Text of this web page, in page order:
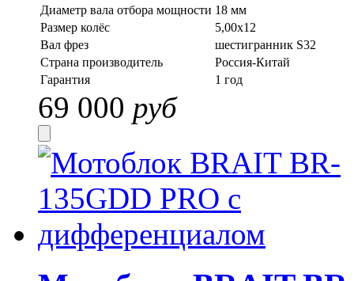
Диаметр вала отбора мощности 18 мм
Размер колёс
5,00x12
Вал фрез
шестигранник S32
Страна производитель
Россия-Китай
Гарантия
1 год
69 000 руб